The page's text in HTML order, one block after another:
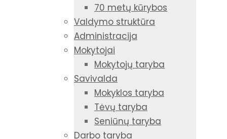
70 metų kūrybos
Valdymo struktūra
Administracija
Mokytojai
Mokytojų taryba
Savivalda
Mokyklos taryba
Tėvų taryba
Seniūnų taryba
Darbo taryba